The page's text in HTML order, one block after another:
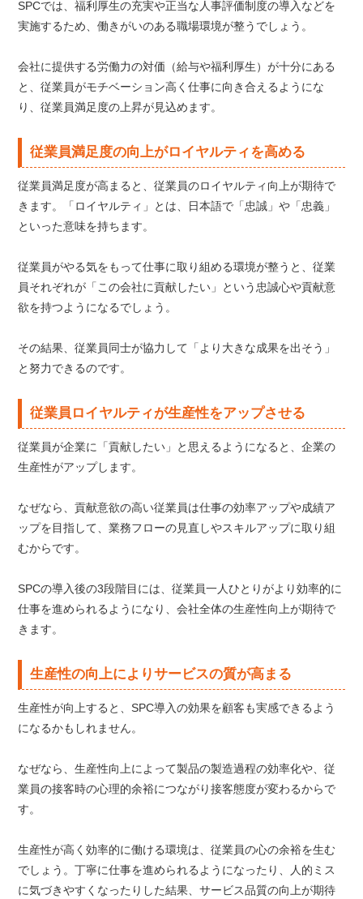
SPCでは、福利厚生の充実や正当な人事評価制度の導入などを
実施するため、働きがいのある職場環境が整うでしょう。
会社に提供する労働力の対価（給与や福利厚生）が十分にある
と、従業員がモチベーション高く仕事に向き合えるようにな
り、従業員満足度の上昇が見込めます。
従業員満足度の向上がロイヤルティを高める
従業員満足度が高まると、従業員のロイヤルティ向上が期待で
きます。「ロイヤルティ」とは、日本語で「忠誠」や「忠義」
といった意味を持ちます。
従業員がやる気をもって仕事に取り組める環境が整うと、従業
員それぞれが「この会社に貢献したい」という忠誠心や貢献意
欲を持つようになるでしょう。
その結果、従業員同士が協力して「より大きな成果を出そう」
と努力できるのです。
従業員ロイヤルティが生産性をアップさせる
従業員が企業に「貢献したい」と思えるようになると、企業の
生産性がアップします。
なぜなら、貢献意欲の高い従業員は仕事の効率アップや成績ア
ップを目指して、業務フローの見直しやスキルアップに取り組
むからです。
SPCの導入後の3段階目には、従業員一人ひとりがより効率的に
仕事を進められるようになり、会社全体の生産性向上が期待で
きます。
生産性の向上によりサービスの質が高まる
生産性が向上すると、SPC導入の効果を顧客も実感できるよう
になるかもしれません。
なぜなら、生産性向上によって製品の製造過程の効率化や、従
業員の接客時の心理的余裕につながり接客態度が変わるからで
す。
生産性が高く効率的に働ける環境は、従業員の心の余裕を生む
でしょう。丁寧に仕事を進められるようになったり、人的ミス
に気づきやすくなったりした結果、サービス品質の向上が期待